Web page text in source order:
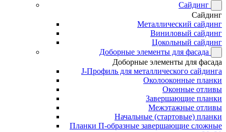
Сайдинг
Сайдинг
Металлический сайдинг
Виниловый сайдинг
Цокольный сайдинг
Доборные элементы для фасада
Доборные элементы для фасада
J-Профиль для металлического сайдинга
Околооконные планки
Оконные отливы
Завершающие планки
Межэтажные отливы
Начальные (стартовые) планки
Планки П-образные завершающие сложные